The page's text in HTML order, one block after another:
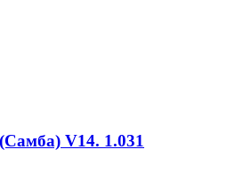
V14. 1.031